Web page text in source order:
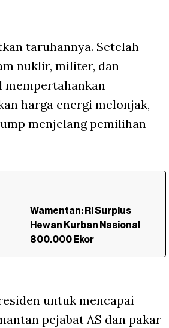
taruhannya. Setelah
nuklir, militer, dan
mempertahankan
harga energi melonjak,
menjelang pemilihan
Wamentan: RI Surplus
Hewan Kurban Nasional
800.000 Ekor
untuk mencapai
pejabat AS dan pakar